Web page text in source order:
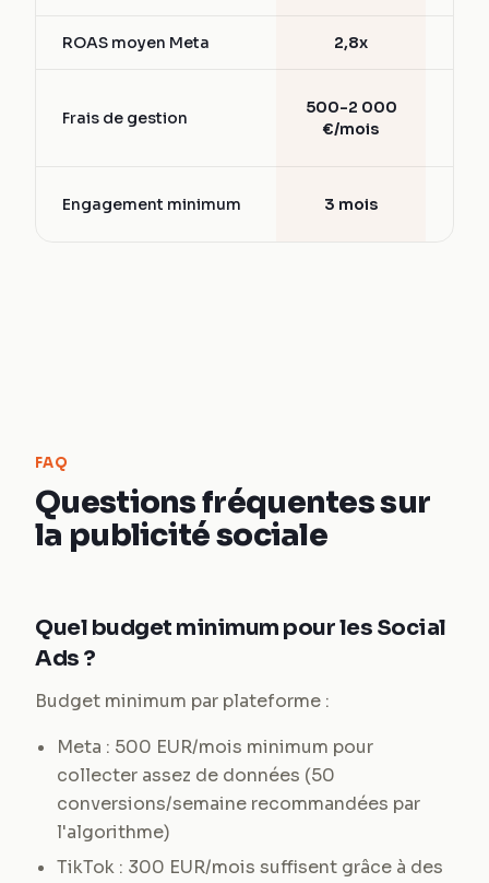
ROAS moyen Meta 2,8x
Frais de gestion
500-2 000
€/mois
Engagement minimum 3 mois
FAQ
Questions fréquentes sur
la publicité sociale
Quel budget minimum pour les Social
Ads ?
Budget minimum par plateforme :
Meta : 500 EUR/mois minimum pour
collecter assez de données (50
conversions/semaine recommandées par
l'algorithme)
TikTok : 300 EUR/mois suffisent grâce à des